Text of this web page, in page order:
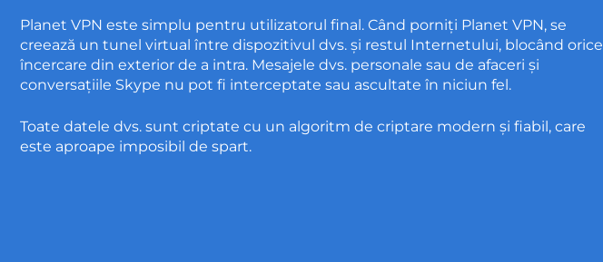
Planet VPN este simplu pentru utilizatorul final. Când porniți Planet VPN, se
creează un tunel virtual între dispozitivul dvs. și restul Internetului, blocând orice
încercare din exterior de a intra. Mesajele dvs. personale sau de afaceri și
conversațiile Skype nu pot fi interceptate sau ascultate în niciun fel.
Toate datele dvs. sunt criptate cu un algoritm de criptare modern și fiabil, care
este aproape imposibil de spart.